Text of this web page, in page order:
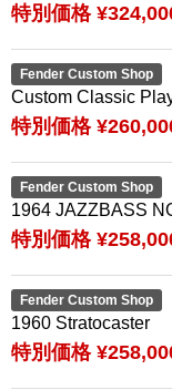
特別価格
Fender Custom Shop
Custom Classic
特別価格
Fender Custom Shop
1964 JAZZBASS
特別価格
Fender Custom Shop
1960 Stratocaster
特別価格